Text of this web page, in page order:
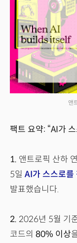
앤
팩트 요약: “AI가
1. 앤트로픽 산하
5일 AI가 스스로를
발표했습니다.
2. 2026년 5월 기
코드의 80% 이상